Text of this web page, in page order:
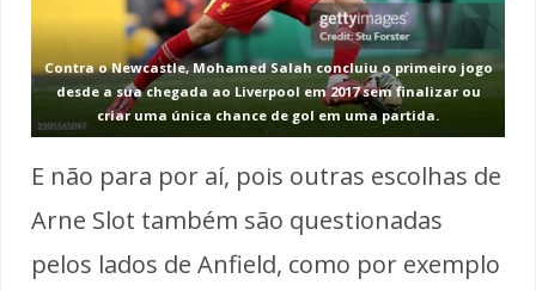
Contra o Newcastle, Mohamed Salah concluiu o primeiro jogo
desde a sua chegada ao Liverpool em 2017 sem finalizar ou
criar uma única chance de gol em uma partida.
E não para por aí, pois outras escolhas de
Arne Slot também são questionadas
pelos lados de Anfield, como por exemplo